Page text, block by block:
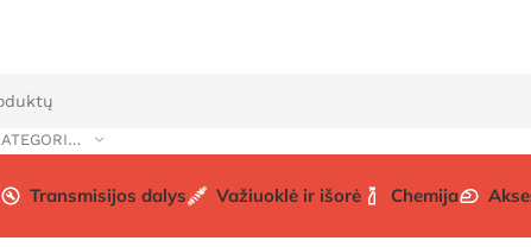
PASIRINKTI KATEGORIJĄ
Transmisijos dalys Važiuoklė ir išorė Chemija